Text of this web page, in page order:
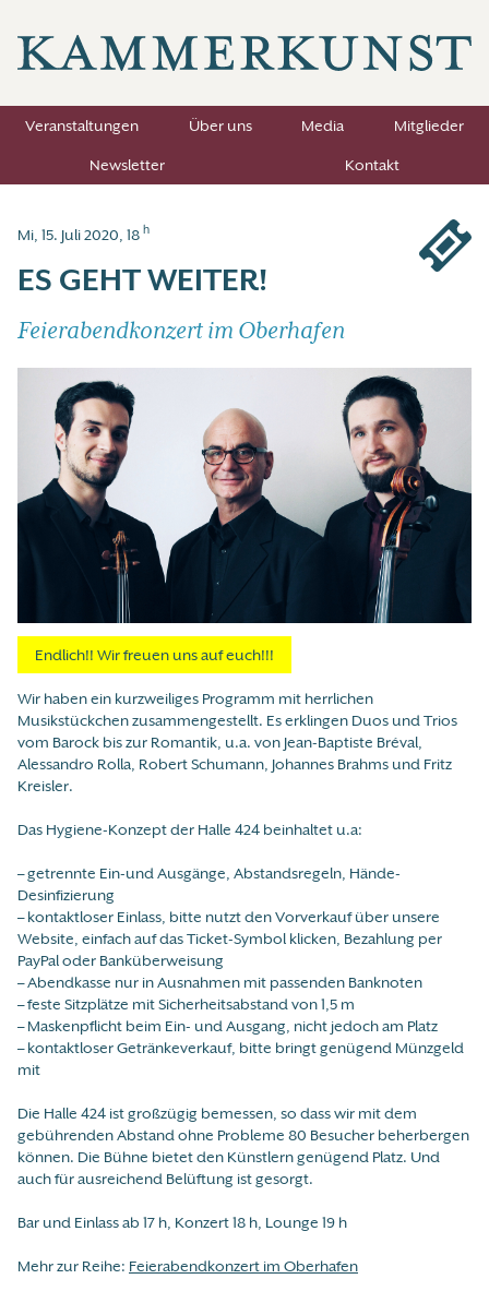
Veranstaltungen Über uns Media
Mitglieder
Newsletter
Kontakt
Mi, 15. Juli 2020, 18 h
ES GEHT WEITER!
Feierabendkonzert im Oberhafen
Endlich!! Wir freuen uns auf euch!!!
Wir haben ein kurzweiliges Programm mit herrlichen
Musikstückchen zusammengestellt. Es erklingen Duos und Trios
vom Barock bis zur Romantik, u.a. von Jean-Baptiste Bréval,
Alessandro Rolla, Robert Schumann, Johannes Brahms und Fritz
Kreisler.
Das Hygiene-Konzept der Halle 424 beinhaltet u.a:
– getrennte Ein-und Ausgänge, Abstandsregeln, Hände-
Desinfizierung
– kontaktloser Einlass, bitte nutzt den Vorverkauf über unsere
Website, einfach auf das Ticket-Symbol klicken, Bezahlung per
PayPal oder Banküberweisung
– Abendkasse nur in Ausnahmen mit passenden Banknoten
– feste Sitzplätze mit Sicherheitsabstand von 1,5 m
– Maskenpflicht beim Ein- und Ausgang, nicht jedoch am Platz
– kontaktloser Getränkeverkauf, bitte bringt genügend Münzgeld
mit
Die Halle 424 ist großzügig bemessen, so dass wir mit dem
gebührenden Abstand ohne Probleme 80 Besucher beherbergen
können. Die Bühne bietet den Künstlern genügend Platz. Und
auch für ausreichend Belüftung ist gesorgt.
Bar und Einlass ab 17 h, Konzert 18 h, Lounge 19 h
Mehr zur Reihe: Feierabendkonzert im Oberhafen